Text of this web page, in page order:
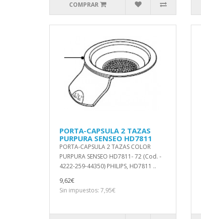
COMPRAR
PORTA-CAPSULA 2 TAZAS
PURPURA SENSEO HD7811
PORTA-CAPSULA 2 TAZAS COLOR
PURPURA SENSEO HD7811- 72 (Cod. -
4222-259-44350) PHILIPS, HD7811 ..
9,62€
Sin impuestos: 7,95€